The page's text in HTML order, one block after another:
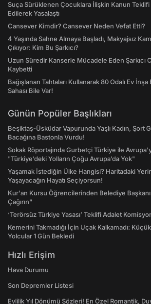
Suça Sürüklenen Çocuklara İlişkin Kanun
Edilerek Yasalaştı
Cansever Kimdir? Cansever Neden Vefat Etti?
4 Yaşında Sahne Almaya Başladı, Makyajsız
Çıkıyor: Kim Bu Şarkıcı?
Uzun Süredir Kanserle Mücadele Eden Şarkıcı
Kaybetti
Bağışlanan Tahtaları Kullanarak 80 Odalı Ev
Sahası Bile Var!
Günün Popüler Başlıkları
Beşiktaş-Üsküdar Vapurunda Yaşlı Kadın, Şort
Bacağına Bastonla Vurdu!
Sokak Röportajında Gurbetçi Türkiye ile
"Türkiye’deki Yolların Çoğu Avrupa’da Yok"
Yaşamak İstediğin Ülke Hangisi? Haritadaki
Yaşayacağın Hayatı Seçiyorsun!
Kur'an Kursu Öğrencilerinden Belediye
Çağırın"
‘Terörsüz Türkiye Yasası’ Teklifi Adalet
Kemerini Takmadığı İçin Uçak Kalkamadı:
Yolcular 1 Gün Bekledi
Hızlı Erişim
Hava Durumu
Son Depremler Listesi
Evlilik Yıl Dönümü Sözleri! En Özel Romantik,